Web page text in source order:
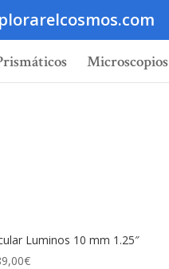
Microscopios
Luminos 10 mm 1.25″
€